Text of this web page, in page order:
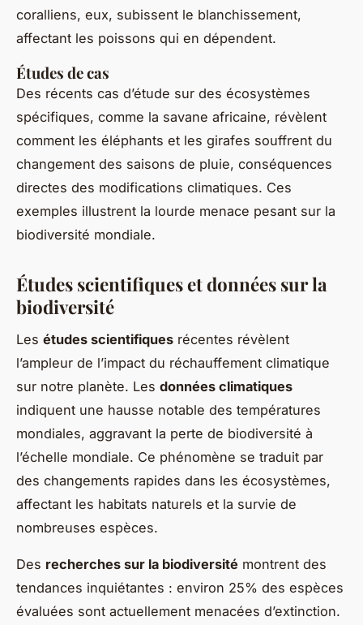
coralliens, eux, subissent le blanchissement,
affectant les poissons qui en dépendent.
Études de cas
Des récents cas d’étude sur des écosystèmes
spécifiques, comme la savane africaine, révèlent
comment les éléphants et les girafes souffrent du
changement des saisons de pluie, conséquences
directes des modifications climatiques. Ces
exemples illustrent la lourde menace pesant sur la
biodiversité mondiale.
Études scientifiques et données sur la
biodiversité
Les études scientifiques récentes révèlent
l’ampleur de l’impact du réchauffement climatique
sur notre planète. Les données climatiques
indiquent une hausse notable des températures
mondiales, aggravant la perte de biodiversité à
l’échelle mondiale. Ce phénomène se traduit par
des changements rapides dans les écosystèmes,
affectant les habitats naturels et la survie de
nombreuses espèces.
Des recherches sur la biodiversité montrent des
tendances inquiétantes : environ 25% des espèces
évaluées sont actuellement menacées d’extinction.